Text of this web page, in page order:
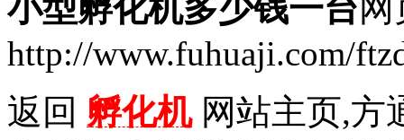
小型孵化机多少钱一台
http://www.fuhuaji.com/
返回 孵化机网站主页,方